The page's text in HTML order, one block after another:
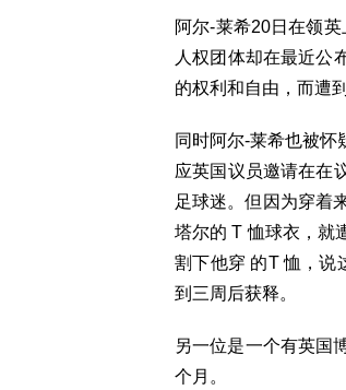
阿尔-莱希20日在领
人权团体却在最近公
的权利和自由，而遭
同时阿尔-莱希也被怀
应英国议员邀请在在
足球迷。但因为穿着
塔尔的 T 恤球衣，就
割下他穿 的T 恤，说
到三周后获释。
另一位是一个有英国
个月。